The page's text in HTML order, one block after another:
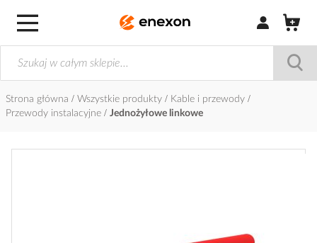
Zaloguj się /
Strona główna Wszystkie produkty
Kable i przewody
Przewody instalacyjne
Jednożyłowe linkowe